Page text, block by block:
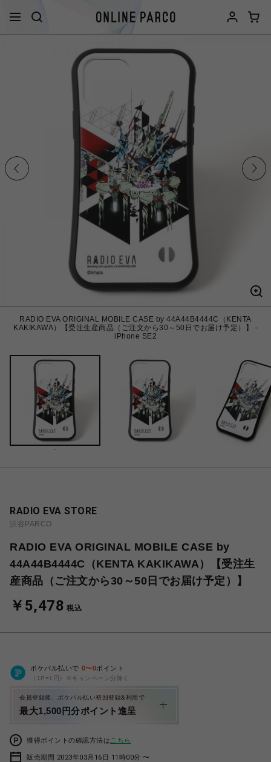
RADIO EVA ORIGINAL MOBILE CASE by 44A44B4444C（KENTA
KAKIKAWA）【受注生産商品（ご注文から30～50日でお届け予定）】 -
iPhone SE2
-
RADIO EVA STORE
渋谷PARCO
RADIO EVA ORIGINAL MOBILE CASE by
44A44B4444C（KENTA KAKIKAWA）【受注生
産商品（ご注文から30～50日でお届け予定）】
￥5,478 税込
ポケパル払いで 0〜0ポイント
（1P=1円）※キャンペーン分除く
会員登録後、ポケパル払い初回登録&利用で
最大1,500円分ポイント進呈
獲得ポイントの確認方法は こちら
販売期間 2023年03月16日 11時00分 〜